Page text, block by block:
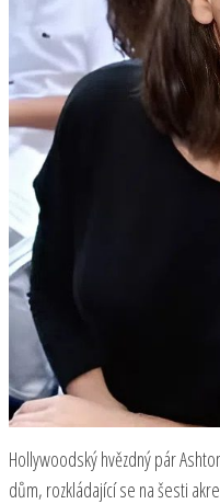
Hollywoodský hvězdný pár
dům, rozkládající se na šesti